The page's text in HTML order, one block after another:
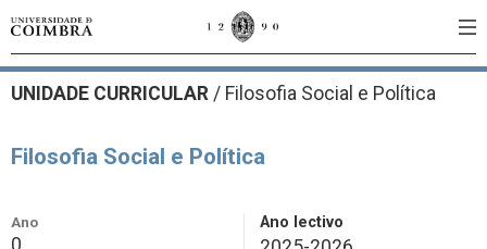
UNIDADE CURRICULAR / Filosofia Social e Política
Filosofia Social e Política
Ano
0
Ano lectivo